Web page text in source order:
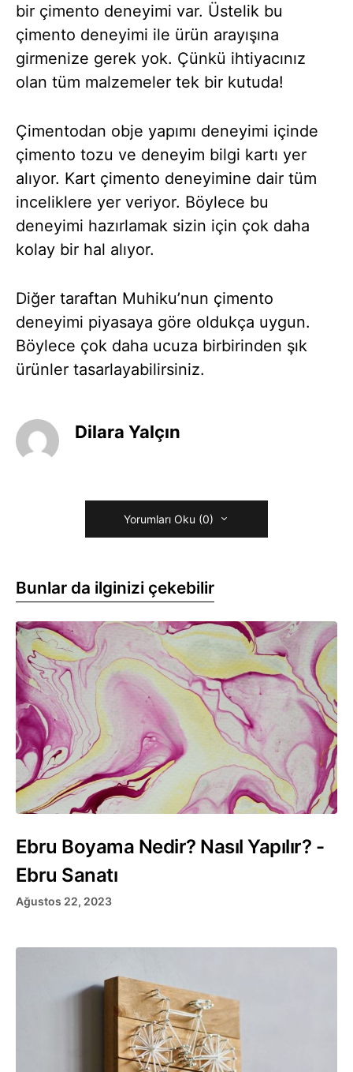
bir çimento deneyimi var. Üstelik bu
çimento deneyimi ile ürün arayışına
girmenize gerek yok. Çünkü ihtiyacınız
olan tüm malzemeler tek bir kutuda!
Çimentodan obje yapımı deneyimi içinde
çimento tozu ve deneyim bilgi kartı yer
alıyor. Kart çimento deneyimine dair tüm
inceliklere yer veriyor. Böylece bu
deneyimi hazırlamak sizin için çok daha
kolay bir hal alıyor.
Diğer taraftan Muhiku’nun çimento
deneyimi piyasaya göre oldukça uygun.
Böylece çok daha ucuza birbirinden şık
ürünler tasarlayabilirsiniz.
Dilara Yalçın
Yorumları Oku (0)
Bunlar da ilginizi çekebilir
Ebru Boyama Nedir? Nasıl Yapılır? -
Ebru Sanatı
Ağustos 22, 2023